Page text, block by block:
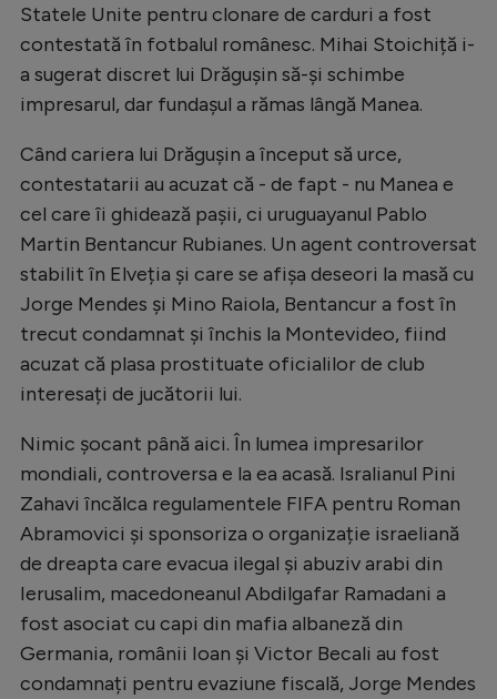
Statele Unite pentru clonare de carduri a fost
contestată în fotbalul românesc. Mihai Stoichiță i-
a sugerat discret lui Drăgușin să-și schimbe
impresarul, dar fundașul a rămas lângă Manea.
Când cariera lui Drăgușin a început să urce,
contestatarii au acuzat că - de fapt - nu Manea e
cel care îi ghidează pașii, ci uruguayanul Pablo
Martin Bentancur Rubianes. Un agent controversat
stabilit în Elveția și care se afișa deseori la masă cu
Jorge Mendes și Mino Raiola, Bentancur a fost în
trecut condamnat și închis la Montevideo, fiind
acuzat că plasa prostituate oficialilor de club
interesați de jucătorii lui.
Nimic șocant până aici. În lumea impresarilor
mondiali, controversa e la ea acasă. Isralianul Pini
Zahavi încălca regulamentele FIFA pentru Roman
Abramovici și sponsoriza o organizație israeliană
de dreapta care evacua ilegal și abuziv arabi din
Ierusalim, macedoneanul Abdilgafar Ramadani a
fost asociat cu capi din mafia albaneză din
Germania, românii Ioan și Victor Becali au fost
condamnați pentru evaziune fiscală, Jorge Mendes